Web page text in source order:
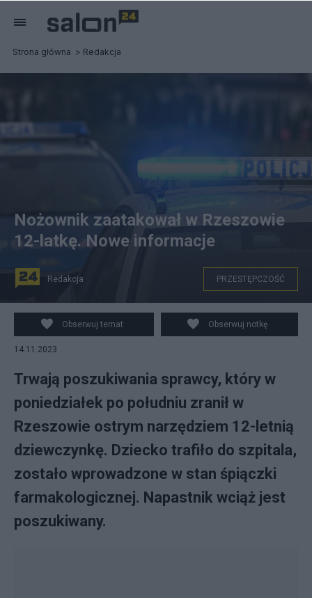
Strona główna Redakcja
Policja poszukuje nożownika z Rzeszowa. Fot. PAP /
zdjęcie ilustracyjne
Nożownik zaatakował w Rzeszowie
12-latkę. Nowe informacje
Redakcja PRZESTĘPCZOŚĆ
Obserwuj temat Obserwuj notkę
14.11.2023
Trwają poszukiwania sprawcy, który w
poniedziałek po południu zranił w
Rzeszowie ostrym narzędziem 12-letnią
dziewczynkę. Dziecko trafiło do szpitala,
zostało wprowadzone w stan śpiączki
farmakologicznej. Napastnik wciąż jest
poszukiwany.